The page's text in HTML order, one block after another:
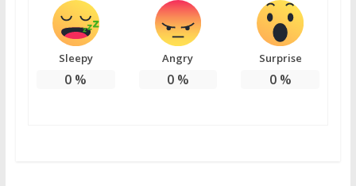
Sleepy
0 %
Angry
0%
Surprise
0%